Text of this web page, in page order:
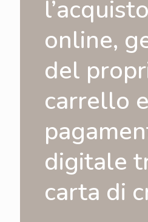
l’acquisto
online,
del
carrello e
digitale
carta di